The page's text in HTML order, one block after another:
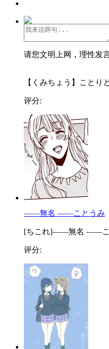
请您文明上网，理性发
【くみちょう】ことり
评分:
——無名 ——ことうみ
[ちこれ]——無名 ——こ
评分: